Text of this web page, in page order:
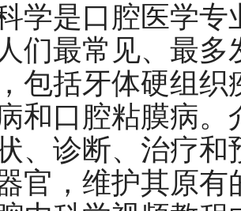
学是口腔医学
们最常见、最
包括牙体硬组
和口腔粘膜病
、诊断、治疗
官，维护其原有